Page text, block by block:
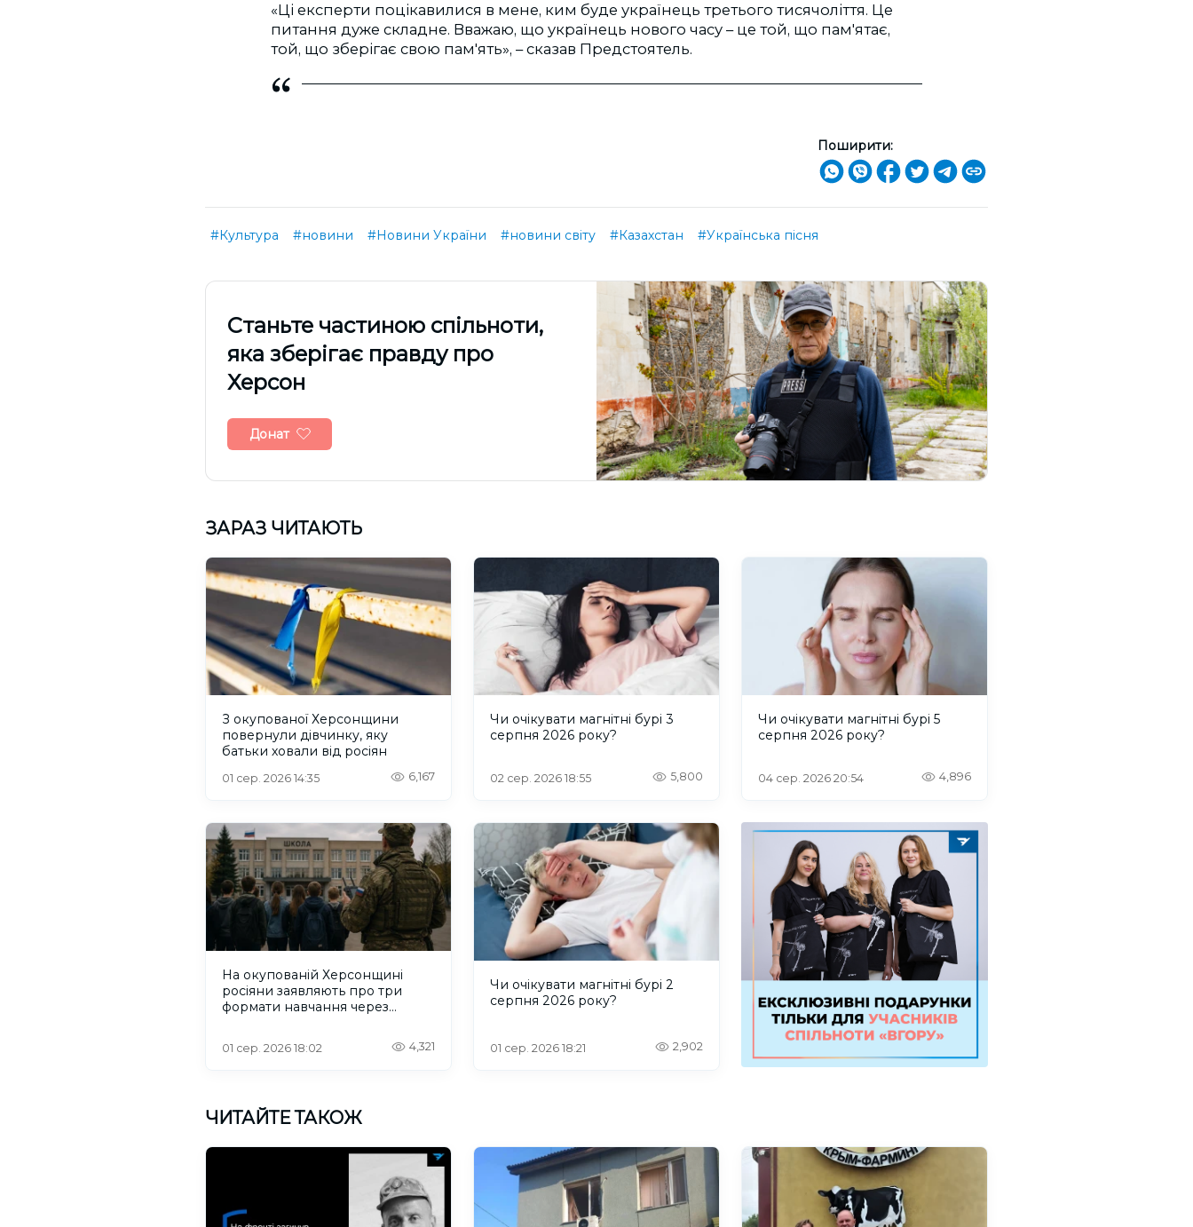
«Ці експерти поцікавилися в мене, ким буде українець третього тисячоліття. Це
питання дуже складне. Вважаю, що українець нового часу – це той, що пам'ятає,
той, що зберігає свою пам'ять», – сказав Предстоятель.
Поширити:
#Культура #новини #Новини України #новини світу #Казахстан #Українська пісня
Cтаньте частиною спільноти,
яка зберігає правду про
Херсон
Донат
ЗАРАЗ ЧИТАЮТЬ
З окупованої Херсонщини
повернули дівчинку, яку
батьки ховали від росіян
01 сер. 2026 14:35 6,167
Чи очікувати магнітні бурі 3
серпня 2026 року?
02 сер. 2026 18:55 5,800
Чи очікувати магнітні бурі 5
серпня 2026 року?
04 сер. 2026 20:54 4,896
На окупованій Херсонщині
росіяни заявляють про три
формати навчання через
01 сер. 2026 18:02 4,321
Чи очікувати магнітні бурі 2
серпня 2026 року?
01 сер. 2026 18:21 2,902
ЧИТАЙТЕ ТАКОЖ